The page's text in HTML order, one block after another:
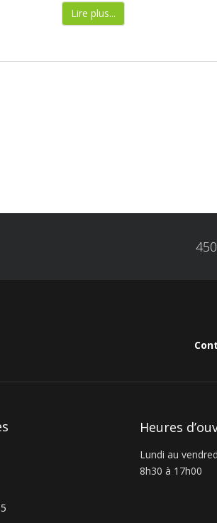
Lire plus...
Heures
Lundi au
8h30 à 17h00